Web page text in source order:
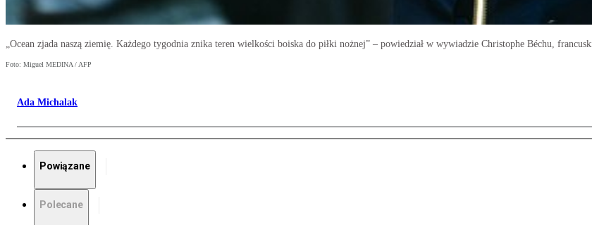
„Ocean zjada naszą ziemię. Każdego tygodnia znika teren wielkości boiska do piłki nożnej” – powiedział w wywiadzie Christophe Béchu,
Foto: Miguel MEDINA / AFP
Ada Michalak
Powiązane
Polecane